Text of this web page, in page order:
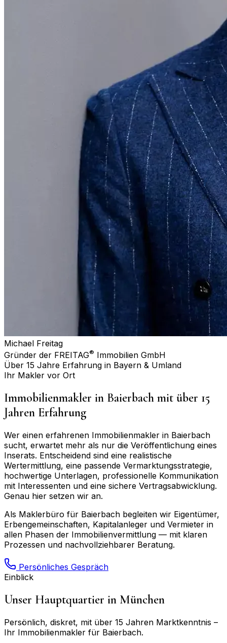
Michael Freitag
Gründer der FREITAG® Immobilien GmbH
Über 15 Jahre Erfahrung in Bayern & Umland
Ihr Makler vor Ort
Immobilienmakler in Baierbach mit über 15
Jahren Erfahrung
Wer einen erfahrenen Immobilienmakler in Baierbach
sucht, erwartet mehr als nur die Veröffentlichung eines
Inserats. Entscheidend sind eine realistische
Wertermittlung, eine passende Vermarktungsstrategie,
hochwertige Unterlagen, professionelle Kommunikation
mit Interessenten und eine sichere Vertragsabwicklung.
Genau hier setzen wir an.
Als Maklerbüro für Baierbach begleiten wir Eigentümer,
Erbengemeinschaften, Kapitalanleger und Vermieter in
allen Phasen der Immobilienvermittlung — mit klaren
Prozessen und nachvollziehbarer Beratung.
Persönliches Gespräch
Einblick
Unser Hauptquartier in München
Persönlich, diskret, mit über 15 Jahren Marktkenntnis –
Ihr Immobilienmakler für Baierbach.